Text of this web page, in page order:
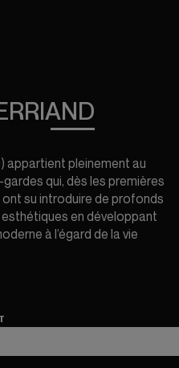
appartient pleinement au
qui, dès les premières
su introduire de profonds
en développant
à l’égard de la vie